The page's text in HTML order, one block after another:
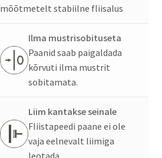
mõõtmetelt stabiilne fliisalus
Ilma mustrisobituseta
Paanid saab paigaldada
kõrvuti ilma mustrit
sobitamata.
Liim kantakse seinale
Fliistapeedi paane ei ole
vaja eelnevalt liimiga
leotada.